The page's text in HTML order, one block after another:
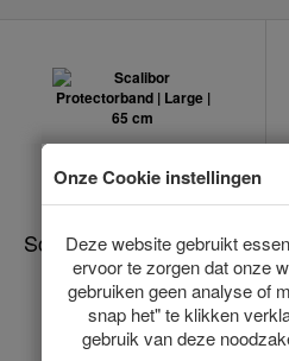
Scalibor Protectorband
| Large | 65 cm
Op voorraad